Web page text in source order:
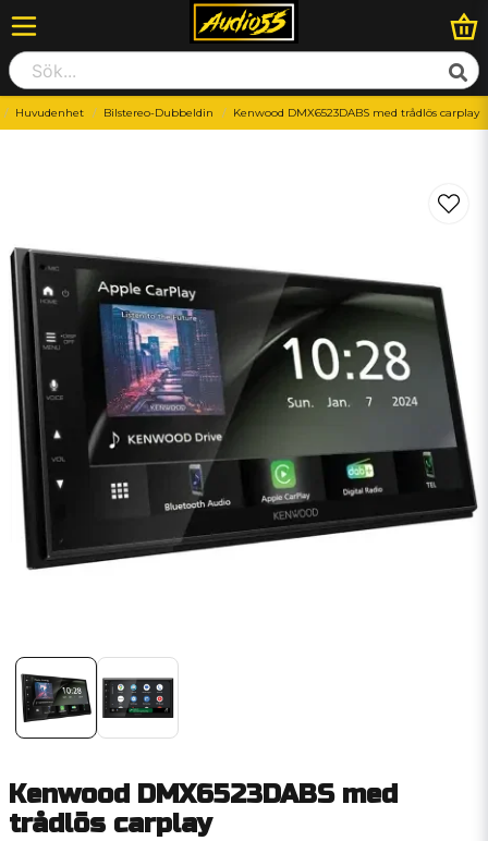
Huvudenhet Bilstereo-Dubbeldin Kenwood DMX6523DABS med trådlös carplay
Kenwood DMX6523DABS med
trådlös carplay